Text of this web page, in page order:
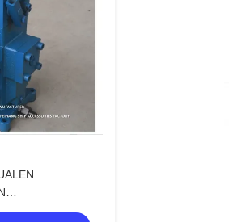
für Schiffe